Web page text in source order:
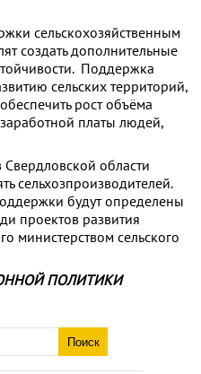
сельскохозяйственным
создать дополнительные
Поддержка
сельских территорий,
рост объёма
платы людей,
Свердловской области
сельхозпроизводителей.
будут определены
проектов развития
министерством сельского
ПОЛИТИКИ